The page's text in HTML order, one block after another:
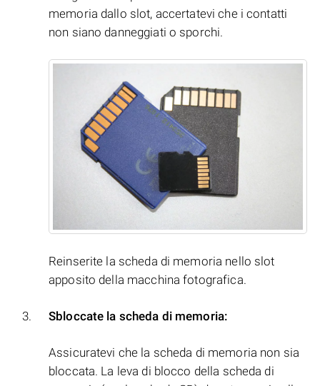
memoria dallo slot, accertatevi che i contatti
non siano danneggiati o sporchi.
Reinserite la scheda di memoria nello slot
apposito della macchina fotografica.
Sbloccate la scheda di memoria:
Assicuratevi che la scheda di memoria non sia
bloccata. La leva di blocco della scheda di